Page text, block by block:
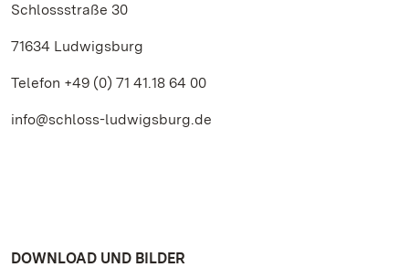
Schlossstraße 30
71634 Ludwigsburg
Telefon +49 (0) 71 41.18 64 00
info@schloss-ludwigsburg.de
DOWNLOAD UND BILDER